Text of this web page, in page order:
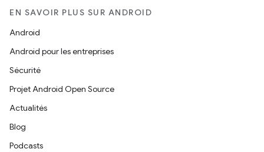
EN SAVOIR PLUS SUR ANDROID
Android
Android pour les entreprises
Sécurité
Projet Android Open Source
Actualités
Blog
Podcasts